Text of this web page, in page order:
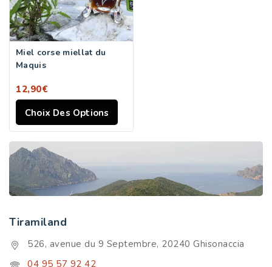
Miel corse miellat du
Maquis
12,90€
Choix Des Options
Tiramiland
526, avenue du 9 Septembre, 20240 Ghisonaccia
04 95 57 92 42